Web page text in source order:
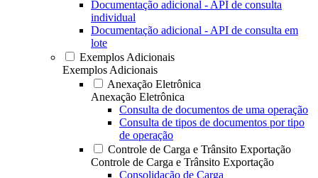
Documentação adicional - API de consulta
individual
Documentação adicional - API de consulta em
lote
Exemplos Adicionais
Exemplos Adicionais
Anexação Eletrônica
Anexação Eletrônica
Consulta de documentos de uma operação
Consulta de tipos de documentos por tipo
de operação
Controle de Carga e Trânsito Exportação
Controle de Carga e Trânsito Exportação
Consolidação de Carga